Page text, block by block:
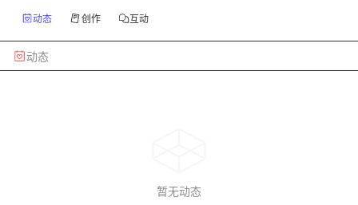
动态 创作 互动
动态
暂无动态